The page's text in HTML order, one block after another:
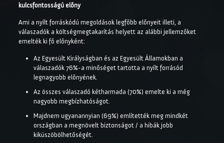
kulcsfontosságú előny
Ami a nyílt forráskódú megoldások legfőbb előnyeit illeti, a
válaszadók a költségmegtakarítás helyett az alábbi jellemzőket
emelték ki fő előnyként:
Az Egyesült Királyságban és az Egyesült Államokban a
válaszadók 76%-a minőséget tartotta a nyílt forrásód
legnagyobb előnyének.
Az összes válaszadó kétharmada (70%) emelte ki a még
nagyobb megbízhatóságot.
Majdnem ugyanannyian (69%) említették meg mindkét
országban a megnövelt biztonságot / a hibák jobb
kiküszöbölhetőségét.